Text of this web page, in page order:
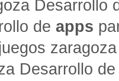
Desarrollo
de apps
Desarrollo